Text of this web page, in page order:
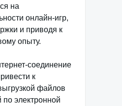
на
онлайн-игр,
и приводя к
опыту.
соединение
к
файлов
по электронной